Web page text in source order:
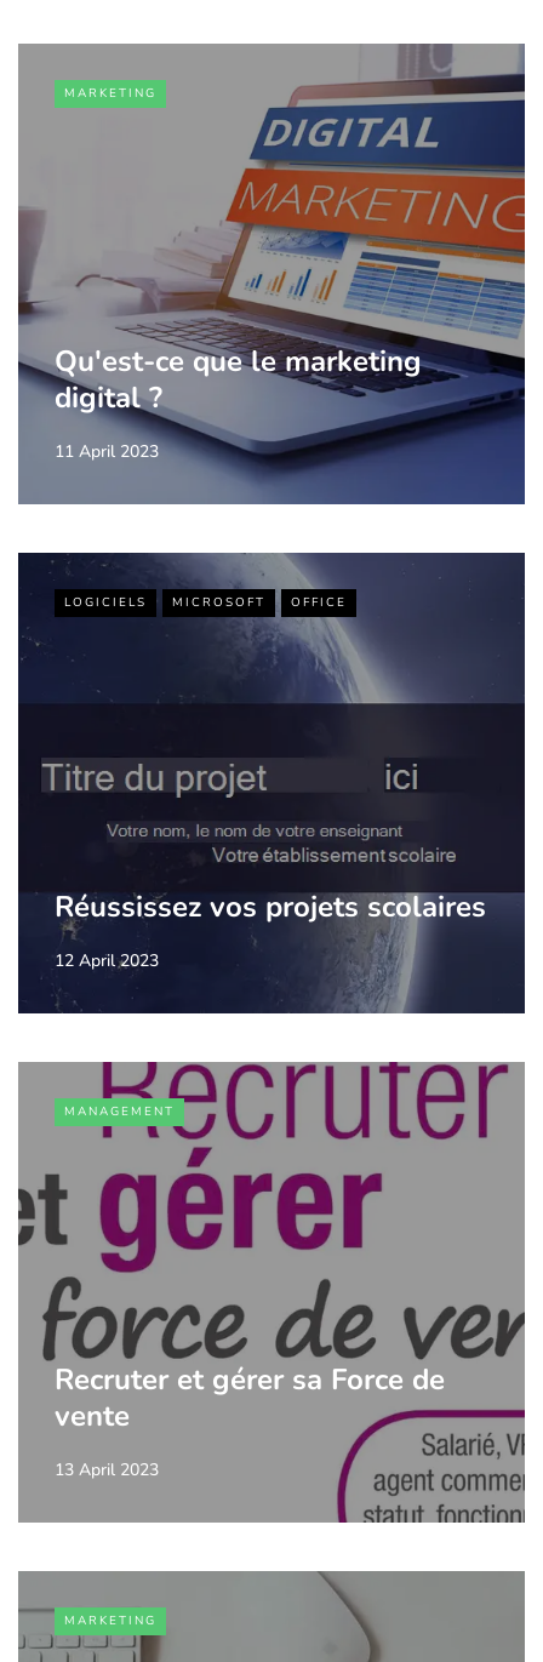
MARKETING
Qu'est-ce que le marketing
digital ?
11 April 2023
LOGICIELS MICROSOFT OFFICE
Réussissez vos projets scolaires
12 April 2023
MANAGEMENT
Recruter et gérer sa Force de
vente
13 April 2023
MARKETING